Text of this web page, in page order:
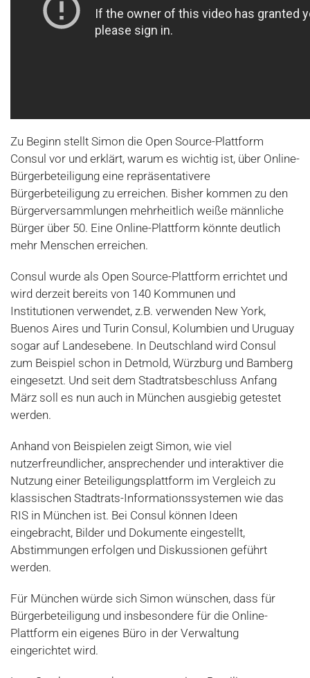
Zu Beginn stellt Simon die Open Source-Plattform
Consul vor und erklärt, warum es wichtig ist, über Online-
Bürgerbeteiligung eine repräsentativere
Bürgerbeteiligung zu erreichen. Bisher kommen zu den
Bürgerversammlungen mehrheitlich weiße männliche
Bürger über 50. Eine Online-Plattform könnte deutlich
mehr Menschen erreichen.
Consul wurde als Open Source-Plattform errichtet und
wird derzeit bereits von 140 Kommunen und
Institutionen verwendet, z.B. verwenden New York,
Buenos Aires und Turin Consul, Kolumbien und Uruguay
sogar auf Landesebene. In Deutschland wird Consul
zum Beispiel schon in Detmold, Würzburg und Bamberg
eingesetzt. Und seit dem Stadtratsbeschluss Anfang
März soll es nun auch in München ausgiebig getestet
werden.
Anhand von Beispielen zeigt Simon, wie viel
nutzerfreundlicher, ansprechender und interaktiver die
Nutzung einer Beteiligungsplattform im Vergleich zu
klassischen Stadtrats-Informationssystemen wie das
RIS in München ist. Bei Consul können Ideen
eingebracht, Bilder und Dokumente eingestellt,
Abstimmungen erfolgen und Diskussionen geführt
werden.
Für München würde sich Simon wünschen, dass für
Bürgerbeteiligung und insbesondere für die Online-
Plattform ein eigenes Büro in der Verwaltung
eingerichtet wird.